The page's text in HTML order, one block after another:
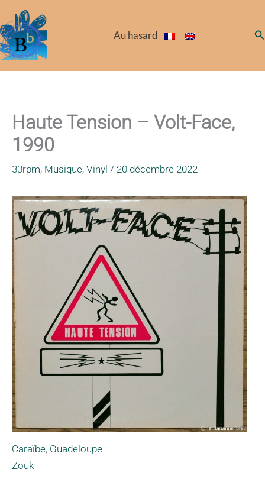
au
contenu
Au hasard
Haute Tension – Volt-Face,
1990
33rpm, Musique, Vinyl / 20 décembre 2022
Caraïbe, Guadeloupe
Zouk